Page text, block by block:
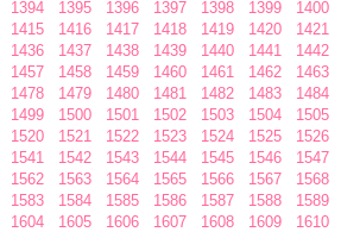
1394 1395 1396 1397 1398 1399 1400
1415 1416 1417 1418 1419 1420 1421
1436 1437 1438 1439 1440 1441 1442
1457 1458 1459 1460 1461 1462 1463
1478 1479 1480 1481 1482 1483 1484
1499 1500 1501 1502 1503 1504 1505
1520 1521 1522 1523 1524 1525 1526
1541 1542 1543 1544 1545 1546 1547
1562 1563 1564 1565 1566 1567 1568
1583 1584 1585 1586 1587 1588 1589
1604 1605 1606 1607 1608 1609 1610